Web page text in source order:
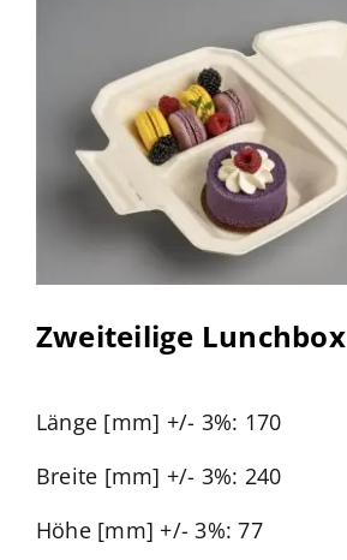
Zweiteilige Lunchbox
Länge [mm] +/- 3%: 170
Breite [mm] +/- 3%: 240
Höhe [mm] +/- 3%: 77